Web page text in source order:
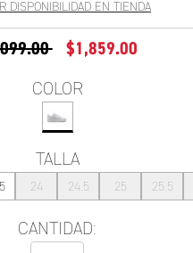
DISPONIBILIDAD EN TIENDA
REDUCIDO DE
A $1,859.00
COLOR
TALLA
24 24.5 25 25.5
CANTIDAD: